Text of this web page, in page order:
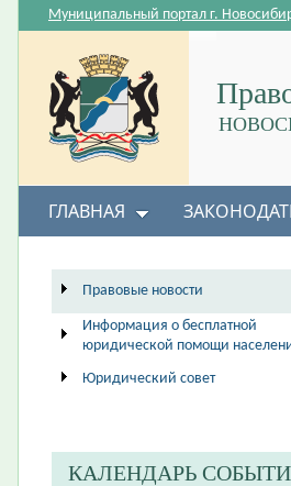
Муниципальный портал г.
ГЛАВНАЯ
Правовые новости
Информация о бесплатной
юридической помощи
Юридический совет
КАЛЕНДАРЬ